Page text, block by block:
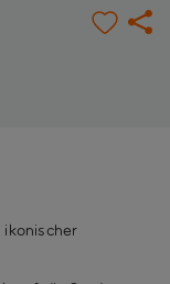
ikonischer